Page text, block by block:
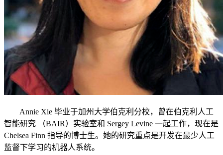
Annie Xie 毕业于加州大学伯克利分校，曾在伯克利人工
智能研究 （BAIR）实验室和 Sergey Levine 一起工作，现在是
Chelsea Finn 指导的博士生。她的研究重点是开发在最少人工
监督下学习的机器人系统。